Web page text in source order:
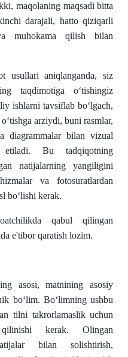
maqolaning maqsadi bitta
darajali, hatto qiziqarli
muhokama qilish bilan
usullari aniqlanganda, siz
taqdimotiga oʻtishingiz
ishlarni tavsiflab boʻlgach,
arziydi, buni rasmlar,
diagrammalar bilan vizual
etiladi. Bu tadqiqotning
natijalarning yangiligini
va fotosuratlardan
boʻlishi kerak.
qabul qilingan
e'tibor qaratish lozim.
asosi, matnining asosiy
boʻlim. Boʻlimning ushbu
tilni takrorlamaslik uchun
kerak. Olingan
bilan solishtirish,